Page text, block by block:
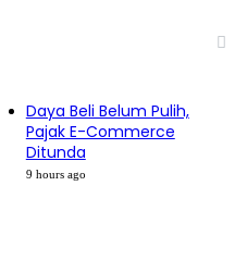
Daya Beli Belum Pulih,
Pajak E-Commerce
Ditunda
9 hours ago